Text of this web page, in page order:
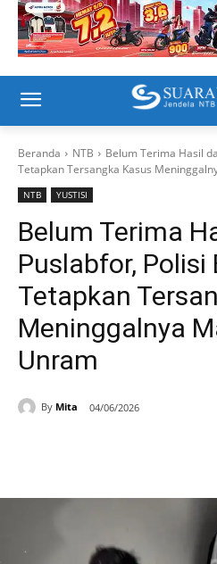
Beranda NTB
Belum Terima Hasil
Tetapkan Tersangka Kasus
NTB YUSTISI
Belum Terima
Puslabfor, Polisi
Tetapkan
Meninggalnya
Unram
By Mita 04/06/2026